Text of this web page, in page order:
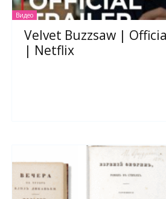
Видео
Velvet Buzzsaw |
| Netflix